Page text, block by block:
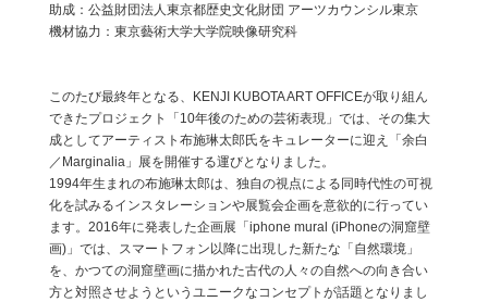
助成：公益財団法人東京都歴史文化財団 アーツカウンシル東京
機材協力：東京藝術大学大学院映像研究科
このたび最終年となる、KENJI KUBOTA ART OFFICEが取り組ん
できたプロジェクト「10年後のための芸術表現」では、その集大
成としてアーティスト布施琳太郎氏をキュレーターに迎え「余白
／Marginalia」展を開催する運びとなりました。
1994年生まれの布施琳太郎は、独自の視点による同時代性の可視
化を試みるインスタレーションや展覧会企画を意欲的に行ってい
ます。2016年に発表した企画展「iphone mural (iPhoneの洞窟壁
画)」では、スマートフォン以降に出現した新たな「自然環境」
を、かつての洞窟壁画に描かれた古代の人々の自然への向き合い
方と対照させようというユニークなコンセプトが話題となりまし